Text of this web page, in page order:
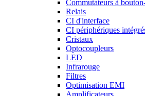
Commutateurs à
Relais
CI d'interface
CI périphériques
Cristaux
Optocoupleurs
LED
Infrarouge
Filtres
Optimisation EMI
Amplificateurs